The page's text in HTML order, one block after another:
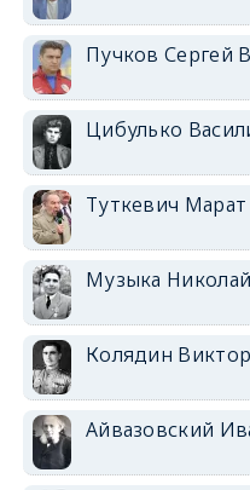
Пучков Сергей
Цибулько
Туткевич
Музыка
Колядин
Айвазовский